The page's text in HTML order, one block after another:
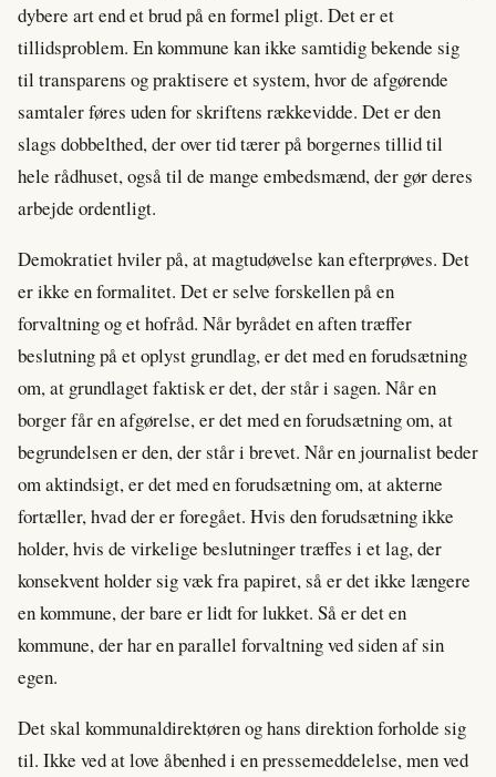
dybere art end et brud på en formel pligt. Det er et
tillidsproblem. En kommune kan ikke samtidig bekende sig
til transparens og praktisere et system, hvor de afgørende
samtaler føres uden for skriftens rækkevidde. Det er den
slags dobbelthed, der over tid tærer på borgernes tillid til
hele rådhuset, også til de mange embedsmænd, der gør deres
arbejde ordentligt.
Demokratiet hviler på, at magtudøvelse kan efterprøves. Det
er ikke en formalitet. Det er selve forskellen på en
forvaltning og et hofråd. Når byrådet en aften træffer
beslutning på et oplyst grundlag, er det med en forudsætning
om, at grundlaget faktisk er det, der står i sagen. Når en
borger får en afgørelse, er det med en forudsætning om, at
begrundelsen er den, der står i brevet. Når en journalist beder
om aktindsigt, er det med en forudsætning om, at akterne
fortæller, hvad der er foregået. Hvis den forudsætning ikke
holder, hvis de virkelige beslutninger træffes i et lag, der
konsekvent holder sig væk fra papiret, så er det ikke længere
en kommune, der bare er lidt for lukket. Så er det en
kommune, der har en parallel forvaltning ved siden af sin
egen.
Det skal kommunaldirektøren og hans direktion forholde sig
til. Ikke ved at love åbenhed i en pressemeddelelse, men ved